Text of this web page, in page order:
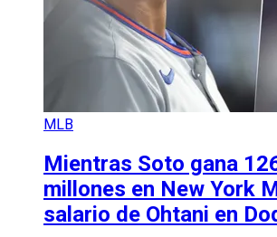
MLB
Mientras Soto gana
millones en New York
salario de Ohtani en